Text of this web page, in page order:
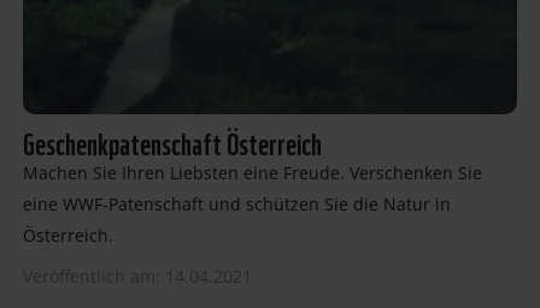
Geschenkpatenschaft Österreich
Machen Sie Ihren Liebsten eine Freude. Verschenken Sie
eine WWF-Patenschaft und schützen Sie die Natur in
Österreich.
Veröffentlich am: 14.04.2021